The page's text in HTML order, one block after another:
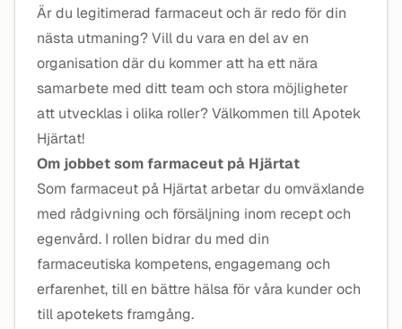
Är du legitimerad farmaceut och är redo för din
nästa utmaning? Vill du vara en del av en
organisation där du kommer att ha ett nära
samarbete med ditt team och stora möjligheter
att utvecklas i olika roller? Välkommen till Apotek
Hjärtat!
Om jobbet som farmaceut på Hjärtat
Som farmaceut på Hjärtat arbetar du omväxlande
med rådgivning och försäljning inom recept och
egenvård. I rollen bidrar du med din
farmaceutiska kompetens, engagemang och
erfarenhet, till en bättre hälsa för våra kunder och
till apotekets framgång.